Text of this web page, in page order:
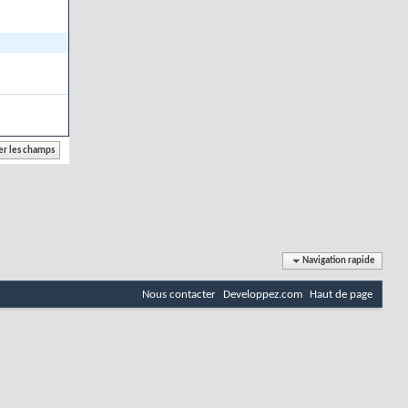
Navigation rapide
Nous contacter Developpez.com Haut de page